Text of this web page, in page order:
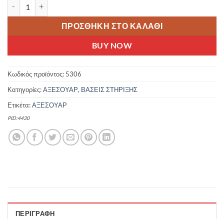
ΠΡΟΣΘΉΚΗ ΣΤΟ ΚΑΛΆΘΙ
BUY NOW
Κωδικός προϊόντος: 5306
Κατηγορίες:ΑΞΕΣΟΥΑΡ, ΒΑΣΕΙΣ ΣΤΗΡΙΞΗΣ
Ετικέτα:ΑΞΕΣΟΥΑΡ
PID:4430
ΠΕΡΙΓΡΑΦΉ